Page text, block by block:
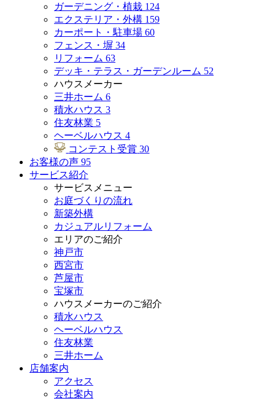
ガーデニング・植栽 124
エクステリア・外構 159
カーポート・駐車場 60
フェンス・塀 34
リフォーム 63
デッキ・テラス・ガーデンルーム 52
ハウスメーカー
三井ホーム 6
積水ハウス 3
住友林業 5
ヘーベルハウス 4
コンテスト受賞 30
お客様の声 95
サービス紹介
サービスメニュー
お庭づくりの流れ
新築外構
カジュアルリフォーム
エリアのご紹介
神戸市
西宮市
芦屋市
宝塚市
ハウスメーカーのご紹介
積水ハウス
ヘーベルハウス
住友林業
三井ホーム
店舗案内
アクセス
会社案内